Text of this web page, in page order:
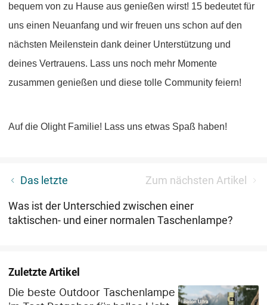
bequem von zu Hause aus genießen wirst! 15 bedeutet für
uns einen Neuanfang und wir freuen uns schon auf den
nächsten Meilenstein dank deiner Unterstützung und
deines Vertrauens. Lass uns noch mehr Momente
zusammen genießen und diese tolle Community feiern!
Auf die Olight Familie! Lass uns etwas Spaß haben!
Das letzte Zum nächsten Artikel
Olights 15-jährigen Jubiläum
Was ist der Unterschied zwischen einer
taktischen- und einer normalen Taschenlampe?
Zuletzte Artikel
Die beste Outdoor Taschenlampe